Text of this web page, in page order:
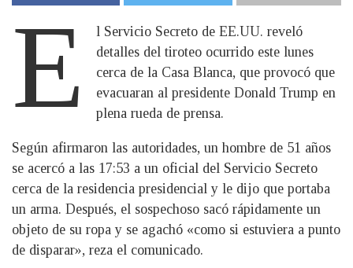
E
l Servicio Secreto de EE.UU. reveló
detalles del tiroteo ocurrido este lunes
cerca de la Casa Blanca, que provocó que
evacuaran al presidente Donald Trump en
plena rueda de prensa.
Según afirmaron las autoridades, un hombre de 51 años
se acercó a las 17:53 a un oficial del Servicio Secreto
cerca de la residencia presidencial y le dijo que portaba
un arma. Después, el sospechoso sacó rápidamente un
objeto de su ropa y se agachó «como si estuviera a punto
de disparar», reza el comunicado.